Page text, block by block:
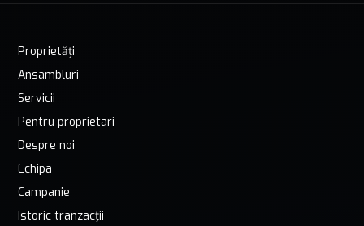
Proprietăți
Ansambluri
Servicii
Pentru proprietari
Despre noi
Echipa
Campanie
Istoric tranzacții